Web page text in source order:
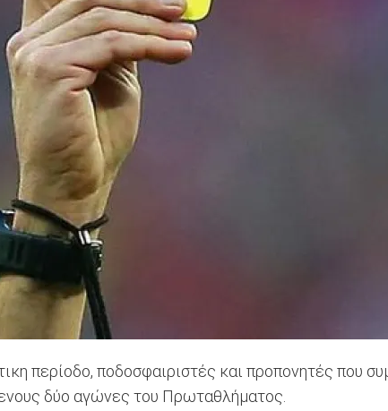
περίοδο, ποδοσφαιριστές και προπονητές που
δύο αγώνες του Πρωταθλήματος.